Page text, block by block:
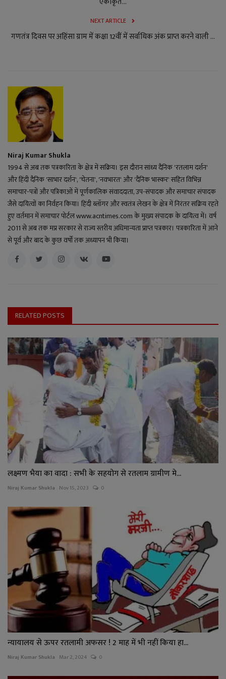
NEXT ARTICLE
गणतंत्र दिवस पर अहिंसा ग्राम में कक्षा 12वीं में सर्वाधिक अंक प्राप्त करने वाली ...
Niraj Kumar Shukla
1994 से अब तक पत्रकारिता के क्षेत्र में सक्रिय। इस दौरान सांध्य दैनिक 'रतलाम दर्शन'
और हिंदी दैनिक 'साभार दर्शन', 'चेतना', 'नवभारत' और 'दैनिक भास्कर' सहित विभिन्न
समाचार-पत्रों और पत्रिकाओं में पूर्णकालिक संवाददाता, उप-संपादक और समाचार संपादक
जैसे दायित्वों का निर्वहन किया। हिंदी ब्लॉगर और स्वतंत्र लेखन के क्षेत्र में निरंतर सक्रिय रहते
हुए वर्तमान में समाचार पोर्टल www.acntimes.com के मुख्य संपादक के दायित्व में। वर्ष
2011 से अब तक मप्र सरकार से राज्य स्तरीय अधिमान्यता प्राप्त पत्रकार। पत्रकारिता में आने
से पूर्व और बाद के कुछ वर्षों तक अध्यापन भी किया।
RELATED POSTS
लक्ष्मण भैया का वादा : सभी के सहयोग से रतलाम ग्रामीण मे...
Niraj Kumar Shukla Nov 15, 2023 0
न्यायालय से ऊपर रतलामी अफसर ! 2 माह में भी नहीं किया हा...
Niraj Kumar Shukla Mar 2, 2024 0